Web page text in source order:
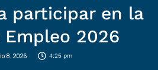
participar en la
Empleo 2026
8, 2026 4:25 pm